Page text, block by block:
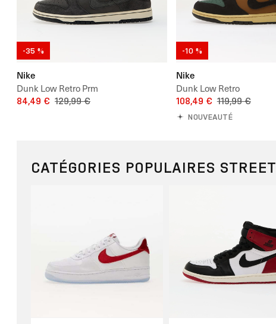
-35 %
Nike
Dunk Low Retro Prm
84,49 € 129,99 €
-10 %
Nike
Dunk Low Retro
108,49 € 119,99 €
NOUVEAUTÉ
CATÉGORIES POPULAIRES